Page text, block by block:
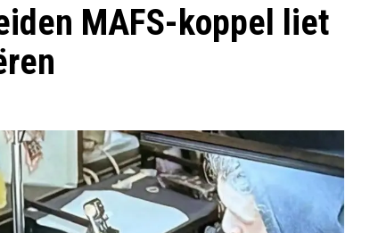
MAFS-koppel liet